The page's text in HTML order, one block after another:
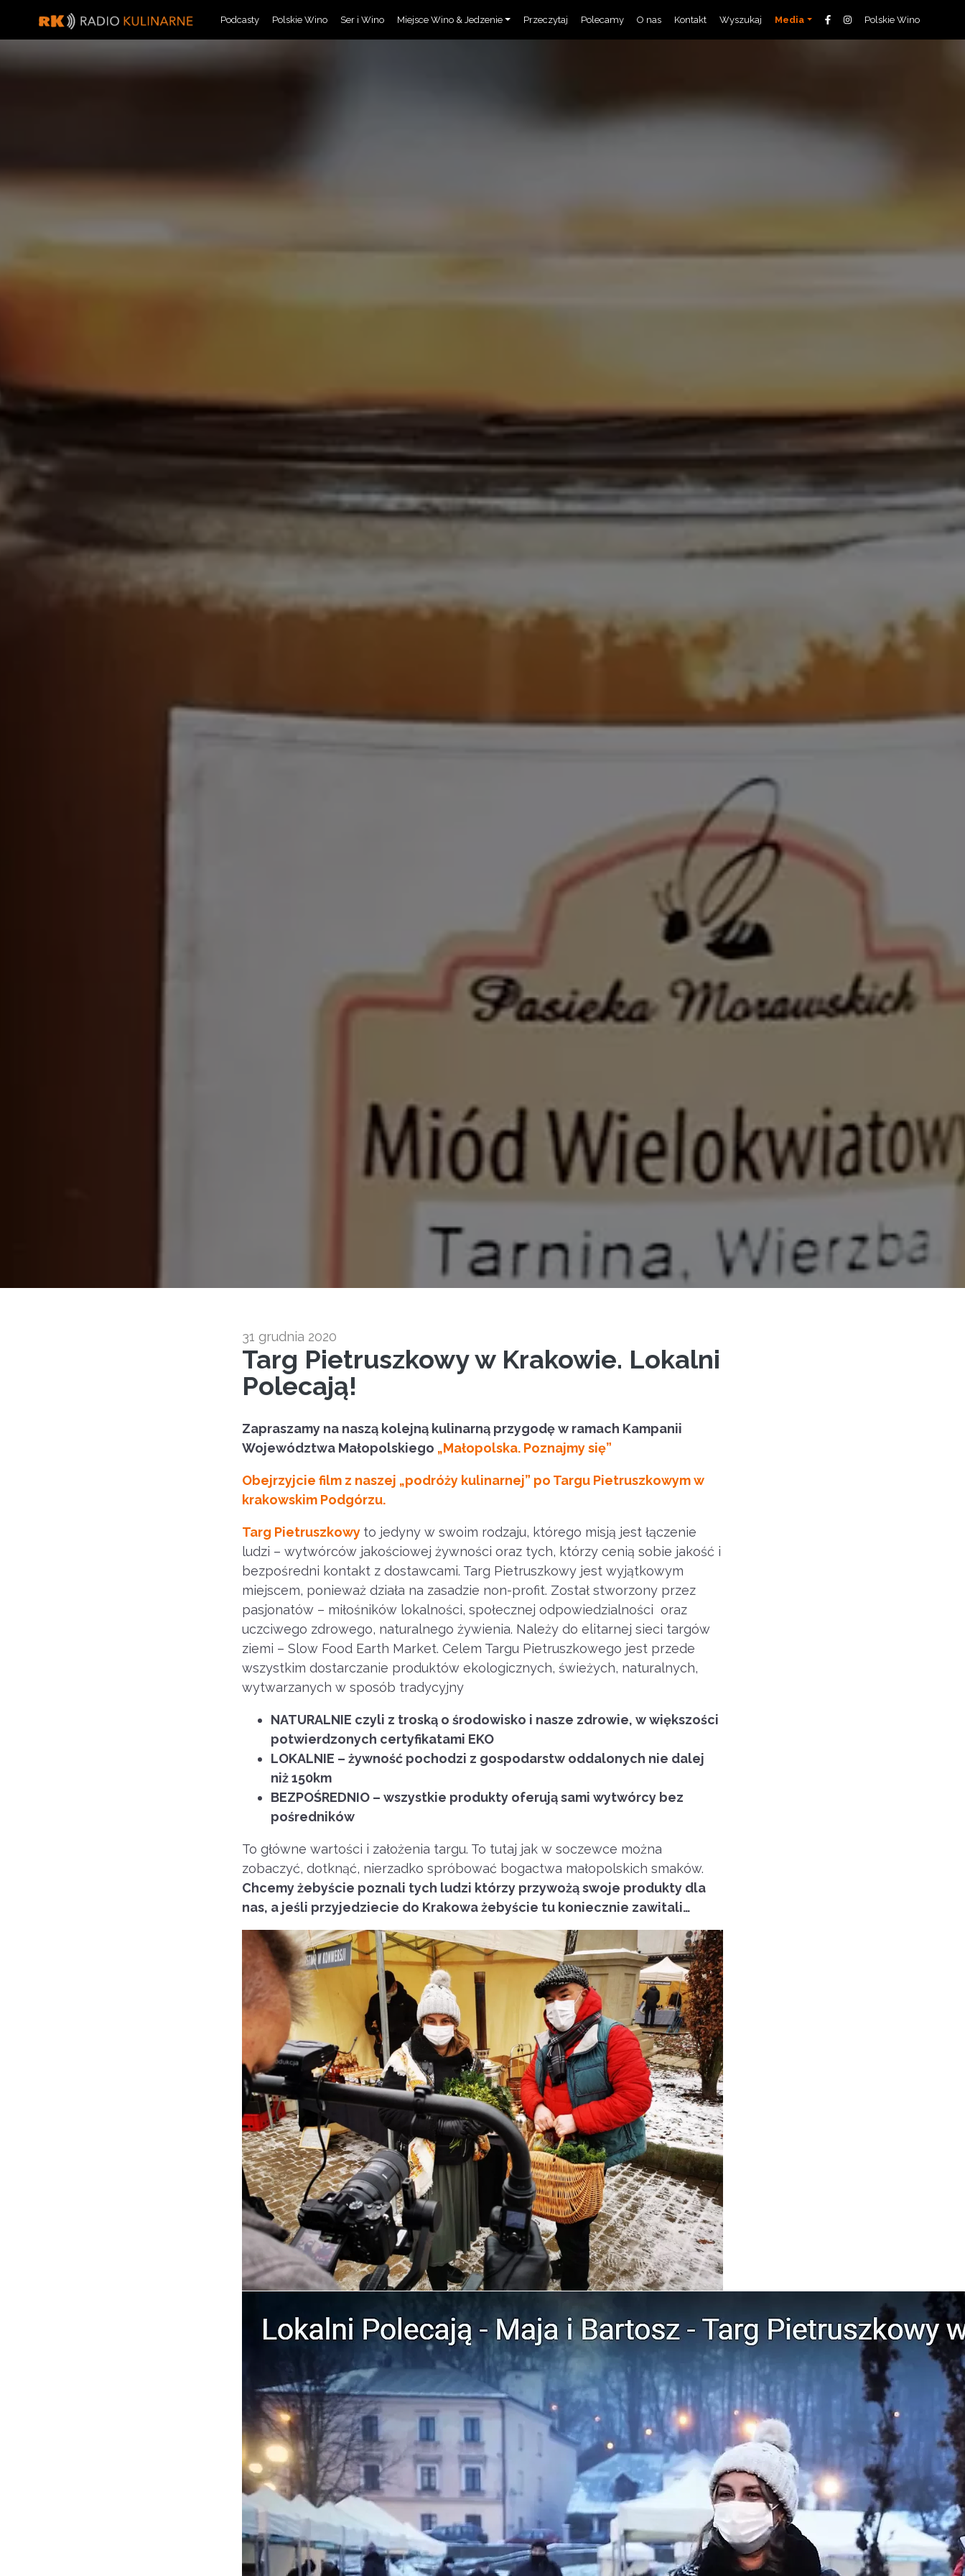
Podcasty Polskie Wino Ser i Wino Miejsce Wino & Jedzenie Przeczytaj Polecamy O nas Kontakt Wyszukaj Media Polskie Wino
31 grudnia 2020
Targ Pietruszkowy w Krakowie. Lokalni
Polecają!
Zapraszamy na naszą kolejną kulinarną przygodę w ramach Kampanii
Województwa Małopolskiego „Małopolska. Poznajmy się”
Obejrzyjcie film z naszej „podróży kulinarnej” po Targu Pietruszkowym w
krakowskim Podgórzu.
Targ Pietruszkowy to jedyny w swoim rodzaju, którego misją jest łączenie
ludzi – wytwórców jakościowej żywności oraz tych, którzy cenią sobie jakość i
bezpośredni kontakt z dostawcami. Targ Pietruszkowy jest wyjątkowym
miejscem, ponieważ działa na zasadzie non-profit. Został stworzony przez
pasjonatów – miłośników lokalności, społecznej odpowiedzialności oraz
uczciwego zdrowego, naturalnego żywienia. Należy do elitarnej sieci targów
ziemi – Slow Food Earth Market. Celem Targu Pietruszkowego jest przede
wszystkim dostarczanie produktów ekologicznych, świeżych, naturalnych,
wytwarzanych w sposób tradycyjny
NATURALNIE czyli z troską o środowisko i nasze zdrowie, w większości
potwierdzonych certyfikatami EKO
LOKALNIE – żywność pochodzi z gospodarstw oddalonych nie dalej
niż 150km
BEZPOŚREDNIO – wszystkie produkty oferują sami wytwórcy bez
pośredników
To główne wartości i założenia targu. To tutaj jak w soczewce można
zobaczyć, dotknąć, nierzadko spróbować bogactwa małopolskich smaków.
Chcemy żebyście poznali tych ludzi którzy przywożą swoje produkty dla
nas, a jeśli przyjedziecie do Krakowa żebyście tu koniecznie zawitali…